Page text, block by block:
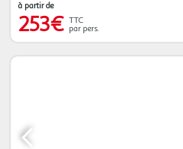
à partir de
253€ TTC
par pers.